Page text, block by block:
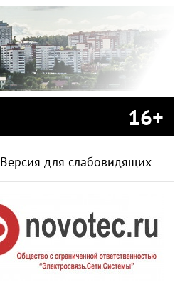
16+
Версия для слабовидящих